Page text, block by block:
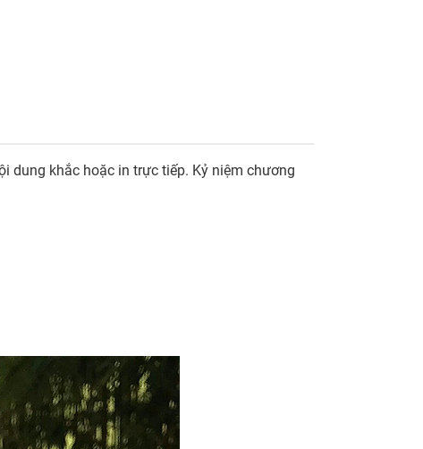
dung khắc hoặc in trực tiếp. Kỷ niệm chương